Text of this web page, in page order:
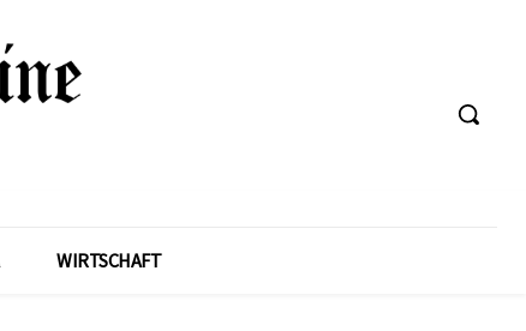
WIRTSCHAFT